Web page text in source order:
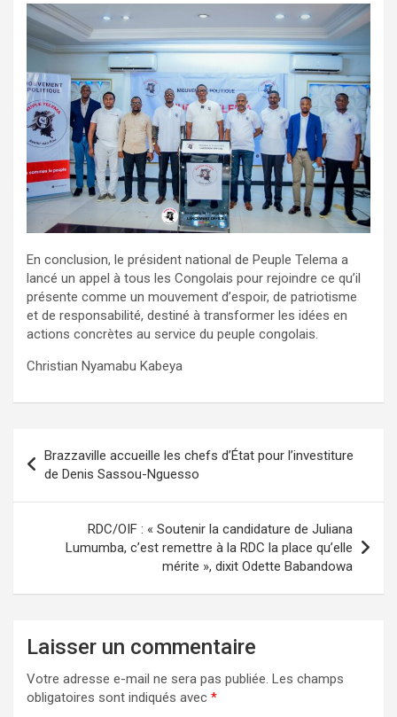
En conclusion, le président national de Peuple Telema a
lancé un appel à tous les Congolais pour rejoindre ce qu’il
présente comme un mouvement d’espoir, de patriotisme
et de responsabilité, destiné à transformer les idées en
actions concrètes au service du peuple congolais.
Christian Nyamabu Kabeya
de
l’article
Brazzaville accueille les chefs d’État pour l’investiture
de Denis Sassou-Nguesso
RDC/OIF : « Soutenir la candidature de Juliana
Lumumba, c’est remettre à la RDC la place qu’elle
mérite », dixit Odette Babandowa
Laisser un commentaire
Votre adresse e-mail ne sera pas publiée. Les champs
obligatoires sont indiqués avec *